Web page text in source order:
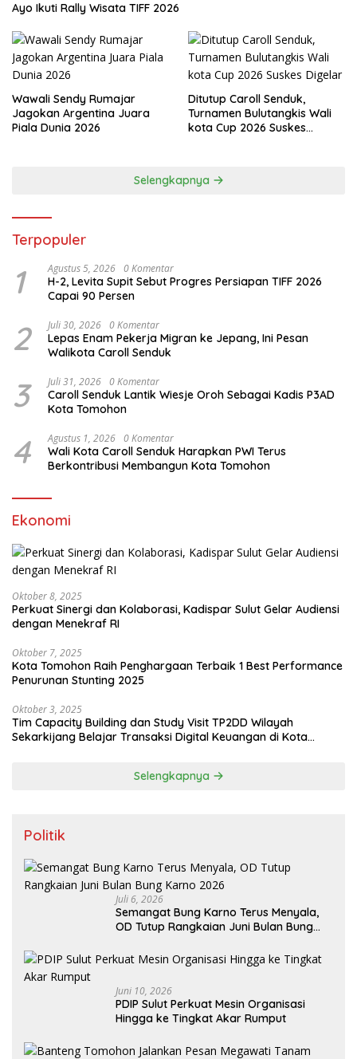
Ayo Ikuti Rally Wisata TIFF 2026
Wawali Sendy Rumajar
Jagokan Argentina Juara
Piala Dunia 2026
Ditutup Caroll Senduk,
Turnamen Bulutangkis Wali
kota Cup 2026 Suskes
Selengkapnya
Terpopuler
1 Agustus 5, 2026 0 Komentar
H-2, Levita Supit Sebut Progres Persiapan TIFF 2026
Capai 90 Persen
2 Juli 30, 2026 0 Komentar
Lepas Enam Pekerja Migran ke Jepang, Ini Pesan
Walikota Caroll Senduk
3 Juli 31, 2026 0 Komentar
Caroll Senduk Lantik Wiesje Oroh Sebagai Kadis P3AD
Kota Tomohon
4 Agustus 1, 2026 0 Komentar
Wali Kota Caroll Senduk Harapkan PWI Terus
Berkontribusi Membangun Kota Tomohon
Ekonomi
Oktober 8, 2025
Perkuat Sinergi dan Kolaborasi, Kadispar Sulut Gelar Audiensi
dengan Menekraf RI
Oktober 7, 2025
Kota Tomohon Raih Penghargaan Terbaik 1 Best Performance
Penurunan Stunting 2025
Oktober 3, 2025
Tim Capacity Building dan Study Visit TP2DD Wilayah
Sekarkijang Belajar Transaksi Digital Keuangan di Kota
Selengkapnya
Politik
Juli 6, 2026
Semangat Bung Karno Terus Menyala,
OD Tutup Rangkaian Juni Bulan Bung
Juni 10, 2026
PDIP Sulut Perkuat Mesin Organisasi
Hingga ke Tingkat Akar Rumput